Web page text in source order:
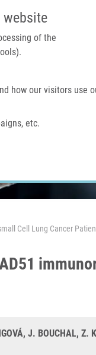
website
of the
how our visitors use
etc.
IMTM PORTÁL
O nás
Cell Lung Cancer
J. BOUCHAL, Z.